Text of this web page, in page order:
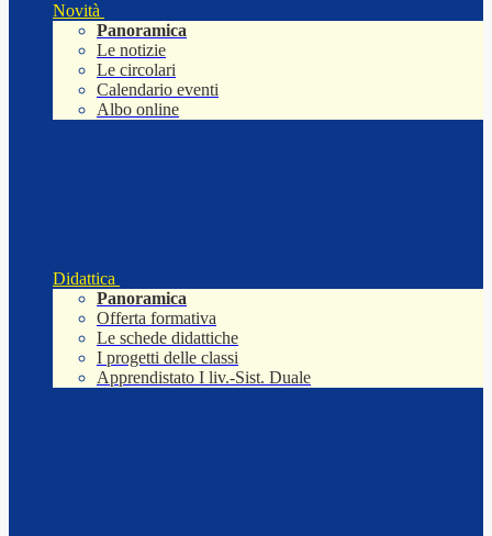
Novità
Panoramica
Le notizie
Le circolari
Calendario eventi
Albo online
Didattica
Panoramica
Offerta formativa
Le schede didattiche
I progetti delle classi
Apprendistato I liv.-Sist. Duale